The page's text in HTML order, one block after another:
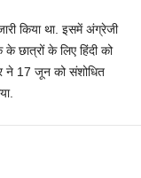
किया था. इसमें अंग्रेजी
छात्रों के लिए हिंदी को
ने 17 जून को संशोधित